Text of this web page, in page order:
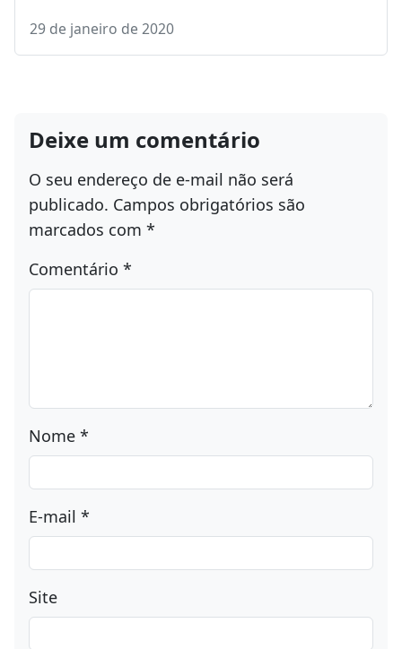
29 de janeiro de 2020
Deixe um comentário
O seu endereço de e-mail não será
publicado. Campos obrigatórios são
marcados com *
Comentário *
Nome *
E-mail *
Site